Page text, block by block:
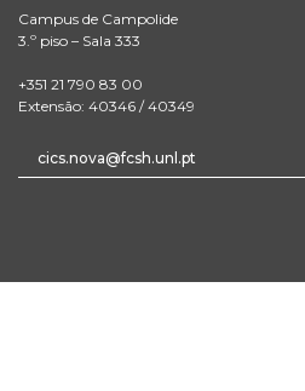
Campus de Campolide
3.º piso – Sala 333
+351 21 790 83 00
Extensão: 40346 / 40349
cics.nova@fcsh.unl.pt